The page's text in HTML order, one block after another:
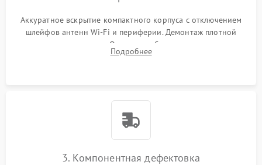
Аккуратное вскрытие компактного корпуса с отключением
шлейфов антенн Wi-Fi и периферии. Демонтаж плотной
системы охлаждения. Очистка турбины и радиатора от
спрессованной пыли антистатической кистью и сжатым
Подробнее
3. Компонентная дефектовка